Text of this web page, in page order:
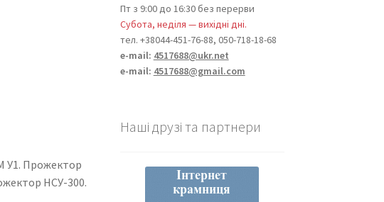
У1. Прожектор
НСУ-300.
Пт з 9:00 до 16:30 без перерви
Субота, неділя — вихідні дні.
тел. +38044-451-76-88, 050-718-18-68
e-mail: 4517688@ukr.net
e-mail: 4517688@gmail.com
Наші друзі та партнери